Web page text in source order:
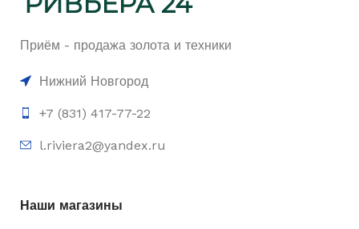
Приём - продажа золота и техники
Нижний Новгород
+7 (831) 417-77-22
l.riviera2@yandex.ru
Наши магазины